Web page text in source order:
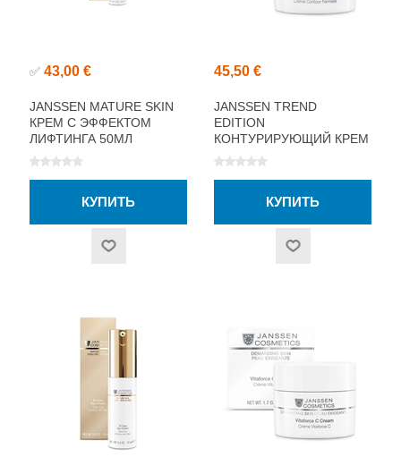
✅ 43,00 €
JANSSEN MATURE SKIN
КРЕМ С ЭФФЕКТОМ
ЛИФТИНГА 50МЛ
45,50 €
JANSSEN TREND
EDITION
КОНТУРИРУЮЩИЙ КРЕМ
ДЛЯ КОЖИ 50МЛ